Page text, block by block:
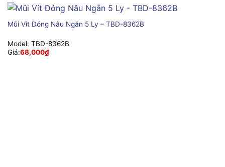
Mũi Vít Đóng Nâu Ngắn 5 Ly – TBD-8362B
Model: TBD-8362B
Giá:68,000₫